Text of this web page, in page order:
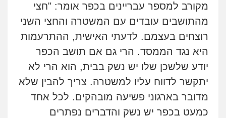
מקורב למספר עבריינים בכפר אומר: "חצי
מהתושבים עובדים עם המשטרה והחצי השני
רוצחים בעצמם. לדעתי האישית, ההתרעמות
היא נגד הממסד. הרי גם אם תושב הכפר
יודע שלשכן שלו יש נשק בבית, הוא הרי לא
יתקשר לדווח עליו למשטרה. צריך להבין שלא
מדובר בארגוני פשיעה מובהקים. לכל אחד
כמעט בכפר יש נשק והדברים נפתרים